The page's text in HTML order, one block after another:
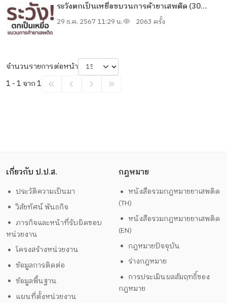
ระวังตกเป็นเหยื่อขบวนการค้ายาเสพติด (30
วินาที)
29 ธ.ค. 2567 11:29 น. 2063 ครั้ง
จำนวนรายการต่อหน้า
1 - 1 จาก 1
เกี่ยวกับ ป.ป.ส.
ประวัติความเป็นมา
วิสัยทัศน์ พันธกิจ
ภารกิจและหน้าที่รับผิดชอบ
หน่วยงาน
โครงสร้างหน่วยงาน
ข้อมูลการติดต่อ
ข้อมูลพื้นฐาน
แผนที่ตั้งหน่วยงาน
กฎหมาย
หนังสือรวมกฎหมายยาเสพติด
(TH)
หนังสือรวมกฎหมายยาเสพติด
(EN)
กฎหมายปัจจุบัน
ร่างกฎหมาย
การประเมินผลสัมฤทธิ์ของ
กฎหมาย